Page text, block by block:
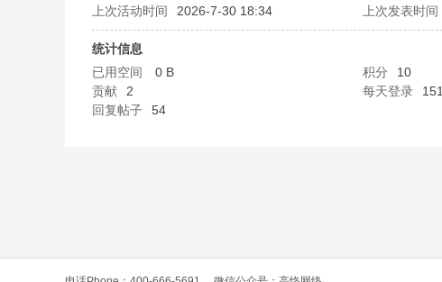
L
上次活动时间
2026-7-30 18:34 上次发表时间
统计信息
已用空间
0 B 积分 10
贡献
2 每天登录 151
回复帖子
54